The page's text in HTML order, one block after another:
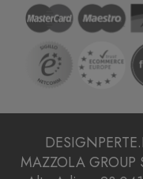
MAZZOLA